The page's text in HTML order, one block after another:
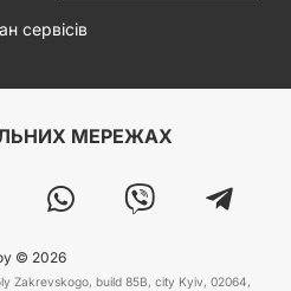
сервісів
МЕРЕЖАХ
© 2026
Zakrevskogo, build 85B, city Kyiv, 02064,